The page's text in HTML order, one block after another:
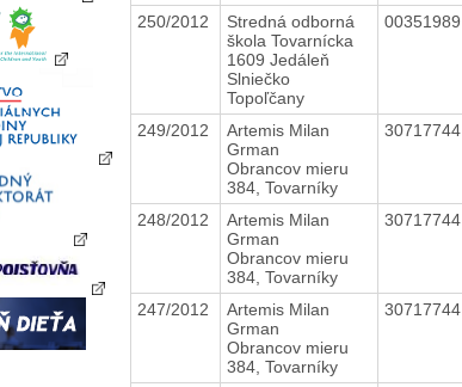
250/2012
Stredná odborná
škola Tovarnícka
1609 Jedáleň
Slniečko
Topoľčany
00351989
249/2012
Artemis Milan
Grman
Obrancov mieru
384, Tovarníky
30717744
248/2012
Artemis Milan
Grman
Obrancov mieru
384, Tovarníky
30717744
247/2012
Artemis Milan
Grman
Obrancov mieru
384, Tovarníky
30717744